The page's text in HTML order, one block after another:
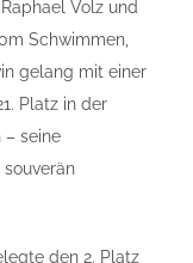
Volz und
Schwimmen,
gelang mit einer
Platz in der
seine
den 2. Platz